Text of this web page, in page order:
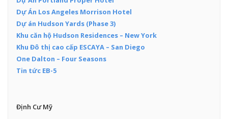
Dự Án Los Angeles Morrison Hotel
Dự án Hudson Yards (Phase 3)
Khu căn hộ Hudson Residences – New York
Khu Đô thị cao cấp ESCAYA – San Diego
One Dalton – Four Seasons
Tin tức EB-5
Định Cư Mỹ